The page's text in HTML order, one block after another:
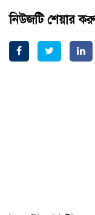
নিউজটি শেয়ার